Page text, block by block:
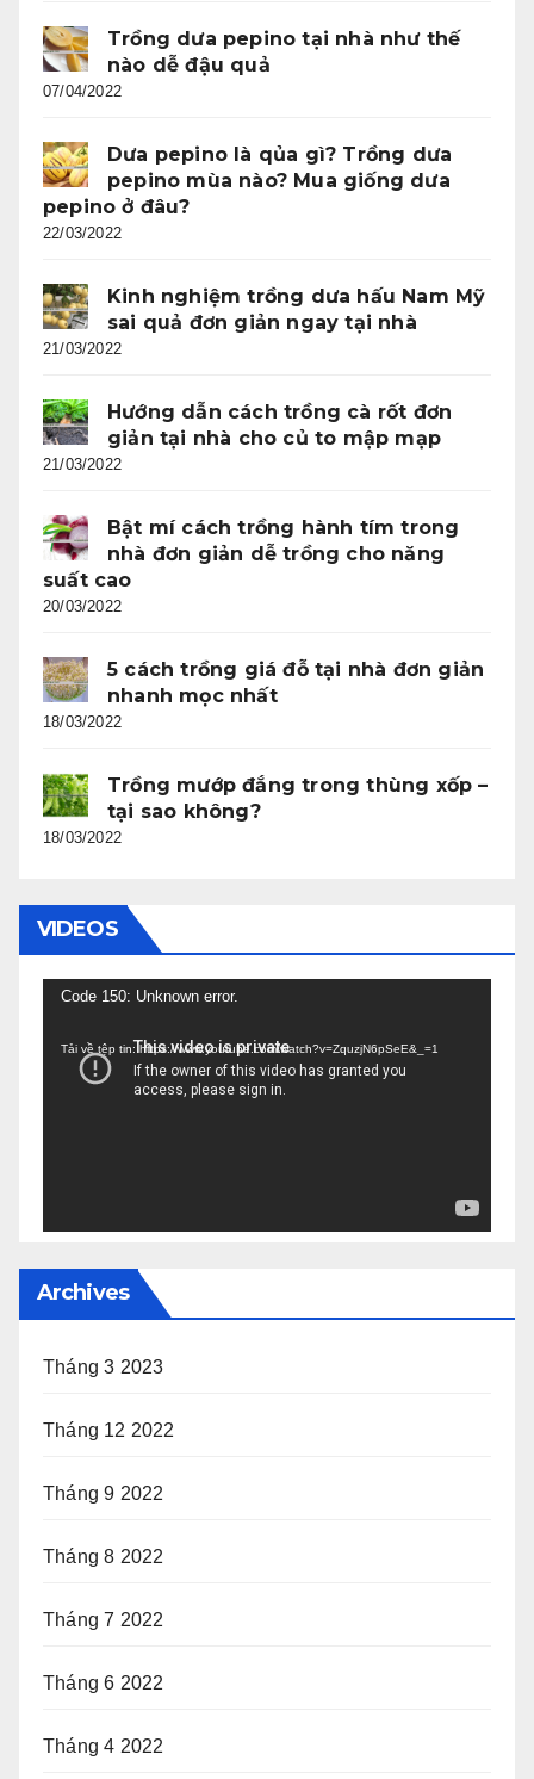
Trồng dưa pepino tại nhà như thế
nào dễ đậu quả
07/04/2022
Dưa pepino là qủa gì? Trồng dưa
pepino mùa nào? Mua giống dưa
pepino ở đâu?
22/03/2022
Kinh nghiệm trồng dưa hấu Nam Mỹ
sai quả đơn giản ngay tại nhà
21/03/2022
Hướng dẫn cách trồng cà rốt đơn
giản tại nhà cho củ to mập mạp
21/03/2022
Bật mí cách trồng hành tím trong
nhà đơn giản dễ trồng cho năng
suất cao
20/03/2022
5 cách trồng giá đỗ tại nhà đơn giản
nhanh mọc nhất
18/03/2022
Trồng mướp đắng trong thùng xốp –
tại sao không?
18/03/2022
VIDEOS
Trình
Video
Code 150: Unknown error.
Tải về tệp tin: https://www.youtube.com/watch?v=ZquzjN6pSeE&_=1
Archives
Tháng 3 2023
Tháng 12 2022
Tháng 9 2022
Tháng 8 2022
Tháng 7 2022
Tháng 6 2022
Tháng 4 2022